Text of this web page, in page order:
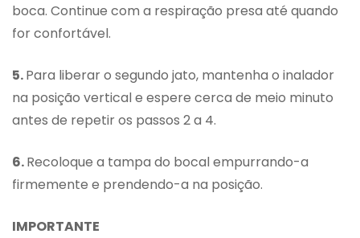
boca. Continue com a respiração presa até quando
for confortável.
5.Para liberar o segundo jato, mantenha o inalador
na posição vertical e espere cerca de meio minuto
antes de repetir os passos 2 a 4.
6.Recoloque a tampa do bocal empurrando-a
firmemente e prendendo-a na posição.
IMPORTANTE